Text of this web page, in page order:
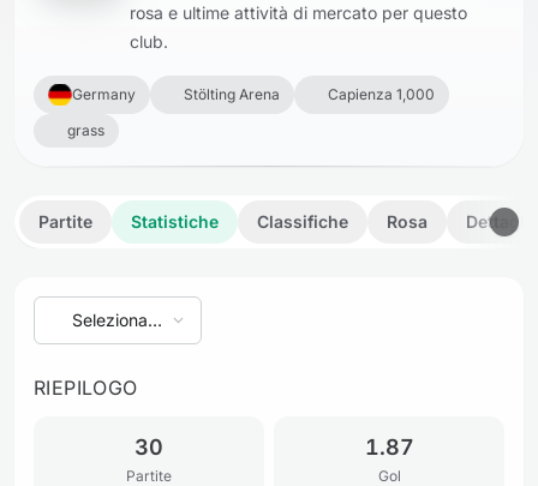
rosa e ultime attività di mercato per questo
club.
Germany Stölting Arena
Capienza 1,000
grass
Partite Statistiche Classifiche Rosa Dettagli
Seleziona
stagione
RIEPILOGO
30
Partite
1.87
Gol